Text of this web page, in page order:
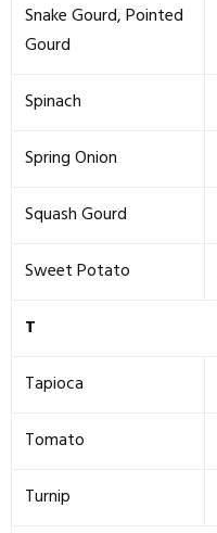
Snake Gourd, Pointed
Gourd
Spinach
Spring Onion
Squash Gourd
Sweet Potato
T
Tapioca
Tomato
Turnip